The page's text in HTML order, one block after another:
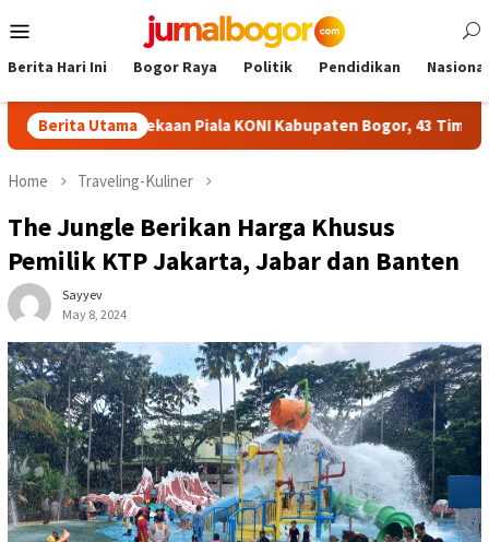
to
Menu
Berita Hari Ini Bogor Raya Politik Pendidikan Nasional
Berita UtamaPiala KONI Kabupaten Bogor, 43 Tim Siap
Home Traveling-Kuliner
The Jungle Berikan Harga Khusus
Pemilik KTP Jakarta, Jabar dan Banten
Sayyev
May 8, 2024